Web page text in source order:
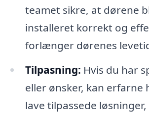
teamet sikre, at dørene
installeret korrekt og
forlænger dørenes
Tilpasning: Hvis du har
eller ønsker, kan
lave tilpassede